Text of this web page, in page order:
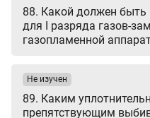
88. Какой должен
для I разряда газов-
газопламенной
89. Каким
препятствующим
Не изучен